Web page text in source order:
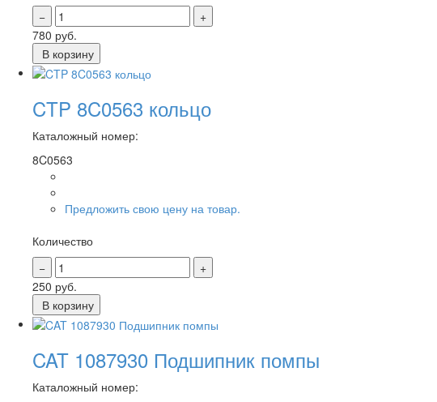
780 руб.
В корзину
CTP 8C0563 кольцо
Каталожный номер:
8C0563
Предложить свою цену на товар.
Количество
250 руб.
В корзину
CAT 1087930 Подшипник помпы
Каталожный номер: